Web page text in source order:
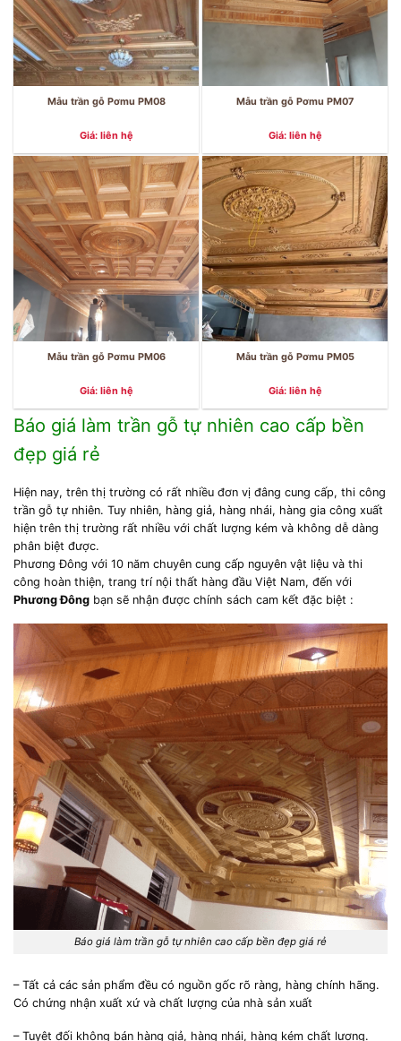
Mẫu trần gỗ Pơmu PM08
Giá: liên hệ
Mẫu trần gỗ Pơmu PM07
Giá: liên hệ
Mẫu trần gỗ Pơmu PM06
Giá: liên hệ
Mẫu trần gỗ Pơmu PM05
Giá: liên hệ
Báo giá làm trần gỗ tự nhiên cao cấp bền
đẹp giá rẻ
Hiện nay, trên thị trường có rất nhiều đơn vị đâng cung cấp, thi công
trần gỗ tự nhiên. Tuy nhiên, hàng giả, hàng nhái, hàng gia công xuất
hiện trên thị trường rất nhiều với chất lượng kém và không dễ dàng
phân biệt được.
Phương Đông với 10 năm chuyên cung cấp nguyên vật liệu và thi
công hoàn thiện, trang trí nội thất hàng đầu Việt Nam, đến với
Phương Đông bạn sẽ nhận được chính sách cam kết đặc biệt :
Báo giá làm trần gỗ tự nhiên cao cấp bền đẹp giá rẻ
– Tất cả các sản phẩm đều có nguồn gốc rõ ràng, hàng chính hãng.
Có chứng nhận xuất xứ và chất lượng của nhà sản xuất
– Tuyệt đối không bán hàng giả, hàng nhái, hàng kém chất lượng.